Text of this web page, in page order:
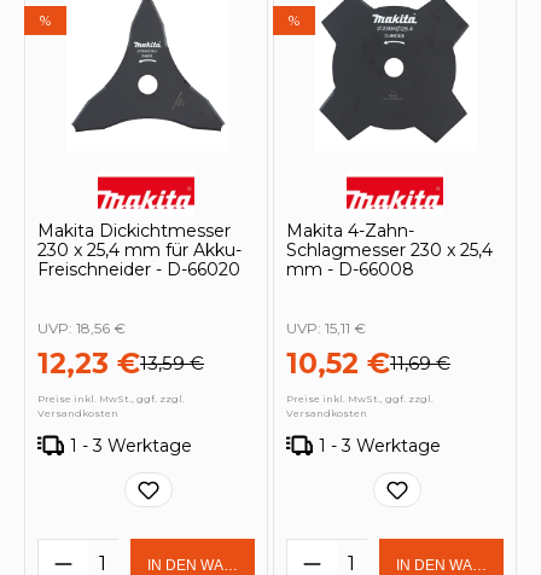
%
Makita Dickichtmesser
230 x 25,4 mm für Akku-
Freischneider - D-66020
12,23 €13,59 €
UVP: 18,56 €
Preise inkl. MwSt., ggf. zzgl.
Versandkosten
1 - 3 Werktage
Produkt Anzahl: Gib den
IN DEN WARENKORB
%
Makita 4-Zahn-
Schlagmesser 230 x 25,4
mm - D-66008
10,52 €11,69 €
UVP: 15,11 €
Preise inkl. MwSt., ggf. zzgl.
Versandkosten
1 - 3 Werktage
Produkt Anzahl:
IN DEN